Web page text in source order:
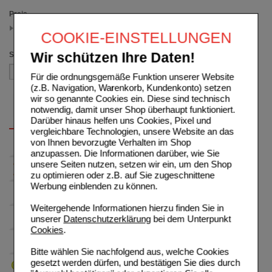
COOKIE-EINSTELLUNGEN
Wir schützen Ihre Daten!
Für die ordnungsgemäße Funktion unserer Website
(z.B. Navigation, Warenkorb, Kundenkonto) setzen
wir so genannte Cookies ein. Diese sind technisch
notwendig, damit unser Shop überhaupt funktioniert.
Darüber hinaus helfen uns Cookies, Pixel und
vergleichbare Technologien, unsere Website an das
von Ihnen bevorzugte Verhalten im Shop
anzupassen. Die Informationen darüber, wie Sie
unsere Seiten nutzen, setzen wir ein, um den Shop
zu optimieren oder z.B. auf Sie zugeschnittene
Werbung einblenden zu können.
Weitergehende Informationen hierzu finden Sie in
unserer Datenschutzerklärungbei dem Unterpunkt
Cookies.
Bitte wählen Sie nachfolgend aus, welche Cookies
gesetzt werden dürfen, und bestätigen Sie dies durch
Preis
(auswahl entfernen)
Sortieren nach